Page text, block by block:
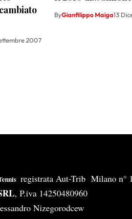
2007
ByGianfilippo Maiga13
registrata Aut-Trib Milano n°
, P.iva 14250480960
Nizegorodcew